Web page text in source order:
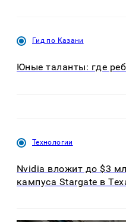
Гид по Казани
Юные таланты: где
Технологии
Nvidia вложит до $3
кампуса Stargate в